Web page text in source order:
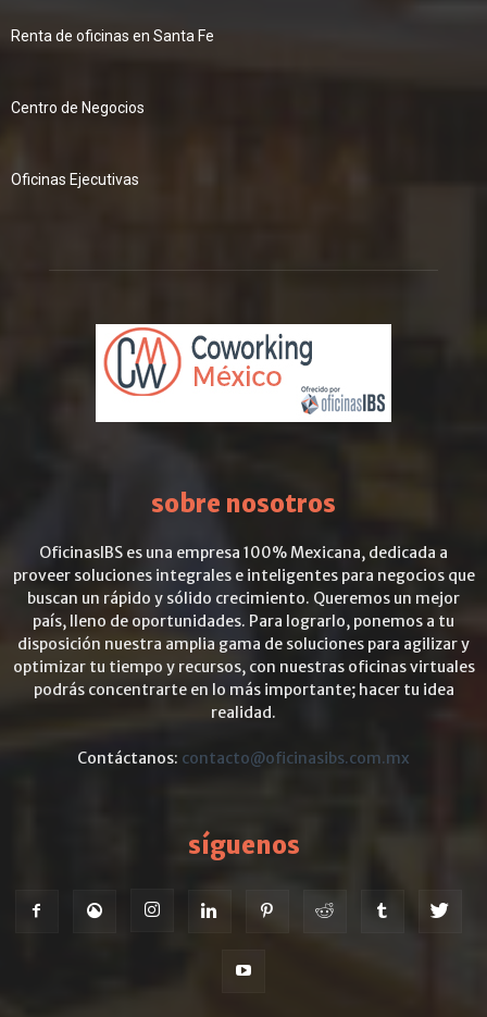
Renta de oficinas en Santa Fe
Centro de Negocios
Oficinas Ejecutivas
sobre nosotros
OficinasIBS es una empresa 100% Mexicana, dedicada a
proveer soluciones integrales e inteligentes para negocios que
buscan un rápido y sólido crecimiento. Queremos un mejor
país, lleno de oportunidades. Para lograrlo, ponemos a tu
disposición nuestra amplia gama de soluciones para agilizar y
optimizar tu tiempo y recursos, con nuestras oficinas virtuales
podrás concentrarte en lo más importante; hacer tu idea
realidad.
Contáctanos: contacto@oficinasibs.com.mx
síguenos